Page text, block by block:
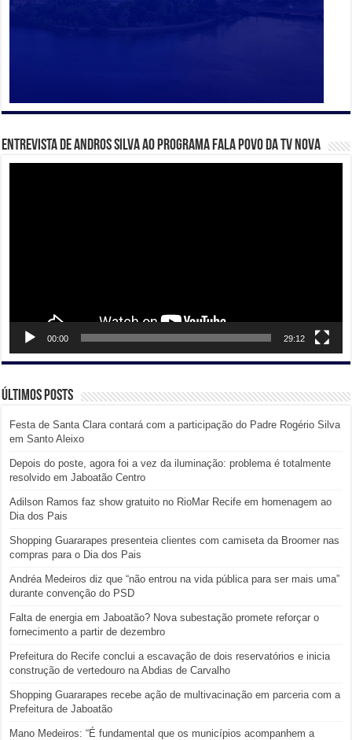
Entrevista de Andros Silva ao programa Fala Povo da TV Nova
00:00 29:12
Últimos posts
Festa de Santa Clara contará com a participação do Padre Rogério Silva
em Santo Aleixo
Depois do poste, agora foi a vez da iluminação: problema é totalmente
resolvido em Jaboatão Centro
Adilson Ramos faz show gratuito no RioMar Recife em homenagem ao
Dia dos Pais
Shopping Guararapes presenteia clientes com camiseta da Broomer nas
compras para o Dia dos Pais
Andréa Medeiros diz que “não entrou na vida pública para ser mais uma”
durante convenção do PSD
Falta de energia em Jaboatão? Nova subestação promete reforçar o
fornecimento a partir de dezembro
Prefeitura do Recife conclui a escavação de dois reservatórios e inicia
construção de vertedouro na Abdias de Carvalho
Shopping Guararapes recebe ação de multivacinação em parceria com a
Prefeitura de Jaboatão
Mano Medeiros: “É fundamental que os municípios acompanhem a